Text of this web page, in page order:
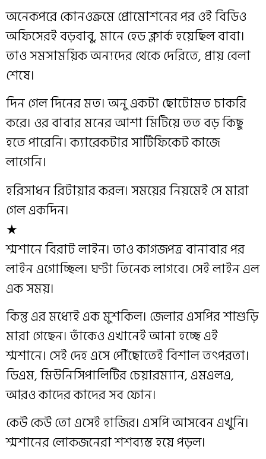
অনেকপরে কোনওক্রমে প্রোমোশনের পর ওই বিডিও
অফিসেরই বড়বাবু, মানে হেড ক্লার্ক হয়েছিল বাবা।
তাও সমসাময়িক অন্যদের থেকে দেরিতে, প্রায় বেলা
শেষে।
দিন গেল দিনের মত। অনু একটা ছোটোমত চাকরি
করে। ওর বাবার মনের আশা মিটিয়ে তত বড় কিছু
হতে পারেনি। ক্যারেকটার সার্টিফিকেট কাজে
লাগেনি।
হরিসাধন রিটায়ার করল। সময়ের নিয়মেই সে মারা
গেল একদিন।
★
শ্মশানে বিরাট লাইন। তাও কাগজপত্র বানাবার পর
লাইন এগোচ্ছিল। ঘণ্টা তিনেক লাগবে। সেই লাইন এল
এক সময়।
কিন্তু এর মধ্যেই এক মুশকিল। জেলার এসপির শাশুড়ি
মারা গেছেন। তাঁকেও এখানেই আনা হচ্ছে এই
শ্মশানে। সেই দেহ এসে পৌঁছোতেই বিশাল তৎপরতা।
ডিএম, মিউনিসিপালিটির চেয়ারম্যান, এমএলএ,
আরও কাদের কাদের সব ফোন।
কেউ কেউ তো এসেই হাজির। এসপি আসবেন এখুনি।
শ্মশানের লোকজনেরা শশব্যস্ত হয়ে পড়ল।